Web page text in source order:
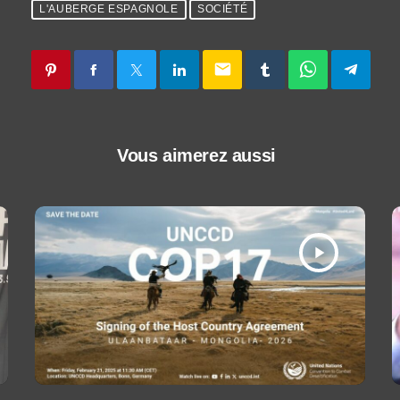
L'AUBERGE ESPAGNOLE SOCIÉTÉ
email
Vous aimerez aussi
play_arrow